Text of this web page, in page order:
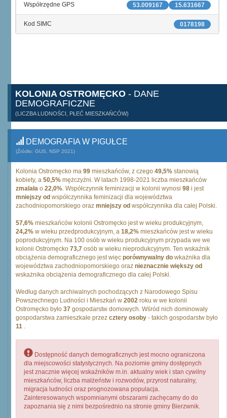
15.631667
53.009167
Współrzędne GPS
0178198
Kod SIMC
KOLONIA OSTROMĘCKO - DANE
DEMOGRAFICZNE
(LICZBA LUDNOŚCI, PŁEĆ MIESZKAŃCÓW)
DEMOGRAFIA W PIGUŁCE
(Źródło: GUS, NSP 2021)
Kolonia Ostromęcko ma 99 mieszkańców, z czego 49,5% stanowią
kobiety, a 50,5% mężczyźni. W latach 1998-2021 liczba mieszkańców
zmalała o 22,0%. Współczynnik feminizacji w kolonii wynosi 98 i jest
mniejszy od współczynnika feminizacji dla województwa
zachodniopomorskiego oraz mniejszy od współczynnika dla całej Polski.
57,6% mieszkańców kolonii Ostromęcko jest w wieku produkcyjnym,
24,2% w wieku przedprodukcyjnym, a 18,2% mieszkańców jest w wieku
poprodukcyjnym. Na 100 osób w wieku produkcyjnym przypada we we
kolonii Ostromęcko 73,7 osób w wieku nieprodukcyjnym. Ten wskaźnik
obciążenia demograficznego jest więc porównywalny do wkażnika dla
województwa zachodniopomorskiego oraz nieznacznie większy od
wskażnika obciążenia demograficznego dla całej Polski.
Według danych archiwalnych pochodzących z Narodowego Spisu
Powszechnego Ludności i Mieszkań w 2002 roku w we kolonii
Ostromęcko było 37 gospodarstw domowych. Wśród nich dominowały
gospodarstwa zamieszkałe przez cztery osoby - takich gospodarstw było
11 .
Dostępność danych demograficznych jest mocno ograniczona
dla miejscowości statystycznych. Na poziomie gminy dostępnych
jest znacznie więcej wskaźników m.in. aktualny wiek i stan cywilny
mieszkańców, liczba małżeństw i rozwodów, przyrost naturalny,
migracja ludności oraz prognozowana populacja.
Zainteresowanych wspomnianymi obszarami zachęcamy do do
zapoznania się z nimi bezpośrednio na stronie gminy Bierzwnik.